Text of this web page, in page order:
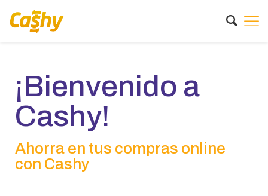
¡Bienvenido a
Cashy!
Ahorra en tus compras online
con Cashy